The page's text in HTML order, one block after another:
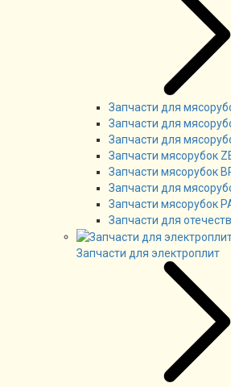
Запчасти для
Запчасти для
Запчасти для
Запчасти мясорубок
Запчасти мясорубок
Запчасти для
Запчасти мясорубок
Запчасти для
Запчасти для электроплит